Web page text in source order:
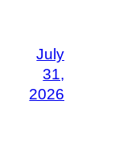
July
31,
2026